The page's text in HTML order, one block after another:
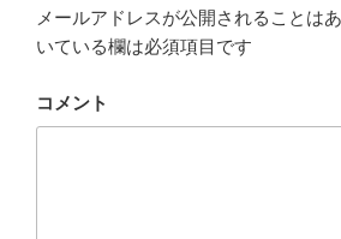
メールアドレスが公開されることはあ
いている欄は必須項目です
コメント